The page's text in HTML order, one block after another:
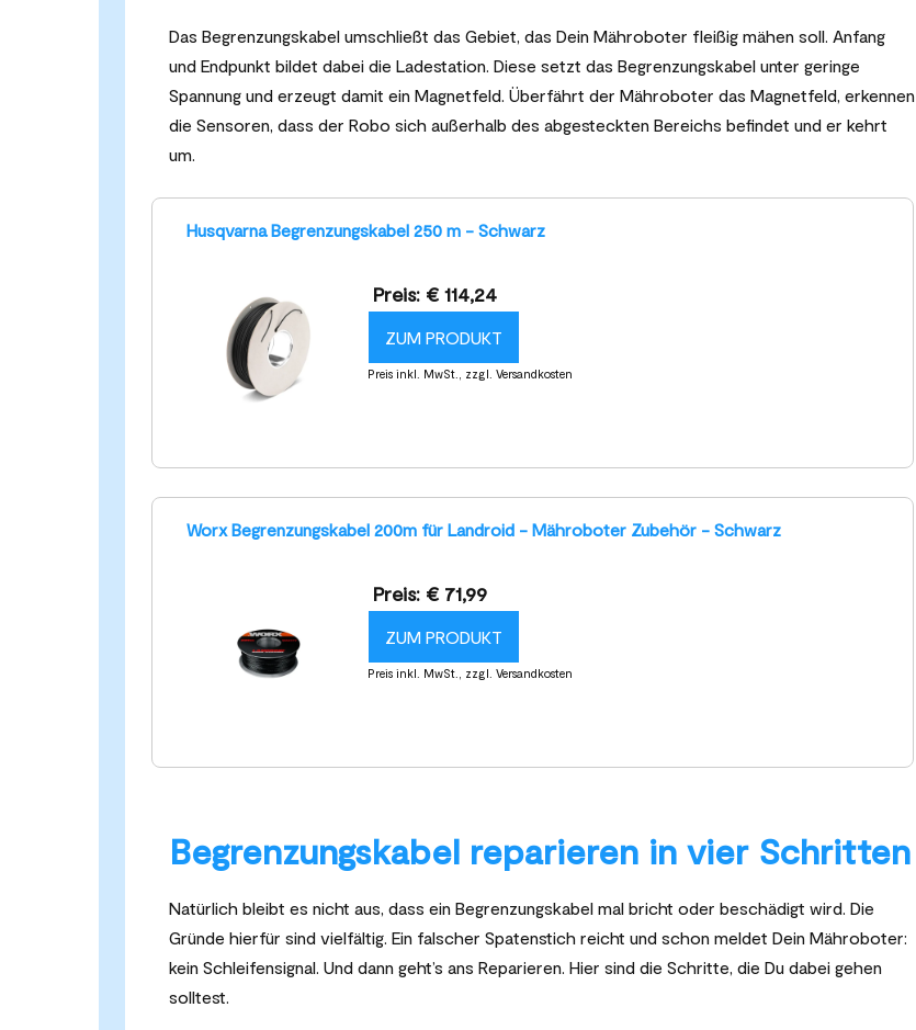
Das Begrenzungskabel umschließt das Gebiet, das Dein Mähroboter fleißig mähen soll. Anfang
und Endpunkt bildet dabei die Ladestation. Diese setzt das Begrenzungskabel unter geringe
Spannung und erzeugt damit ein Magnetfeld. Überfährt der Mähroboter das Magnetfeld, erkennen
die Sensoren, dass der Robo sich außerhalb des abgesteckten Bereichs befindet und er kehrt
um.
Husqvarna Begrenzungskabel 250 m - Schwarz
Preis: € 114,24
ZUM PRODUKT
Preis inkl. MwSt., zzgl. Versandkosten
Worx Begrenzungskabel 200m für Landroid - Mähroboter Zubehör - Schwarz
Preis: € 71,99
ZUM PRODUKT
Preis inkl. MwSt., zzgl. Versandkosten
Begrenzungskabel reparieren in vier Schritten
Natürlich bleibt es nicht aus, dass ein Begrenzungskabel mal bricht oder beschädigt wird. Die
Gründe hierfür sind vielfältig. Ein falscher Spatenstich reicht und schon meldet Dein Mähroboter:
kein Schleifensignal. Und dann geht’s ans Reparieren. Hier sind die Schritte, die Du dabei gehen
solltest.